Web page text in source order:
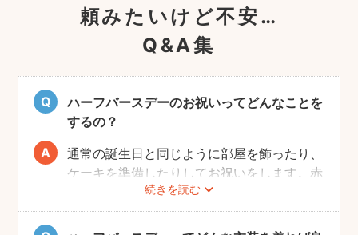
頼みたいけど不安…
Q&A集
ハーフバースデーのお祝いってどんなことを
するの？
続きを読む
通常の誕生日と同じように部屋を飾ったり、
ケーキを準備したりしてお祝いをします。赤
ちゃんはケーキが食べられないため、最近で
はケーキに見立てた離乳食なども人気です。
また、ご自宅で撮影の場合、お部屋の一角を